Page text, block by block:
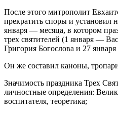
После этого митрополит
прекратить споры и установил
января — месяца, в котором
трех святителей (1 января —
Григория Богослова и 27
Он же составил каноны,
Значимость праздника Трех
личностные определения:
воспитателя, теоретика;